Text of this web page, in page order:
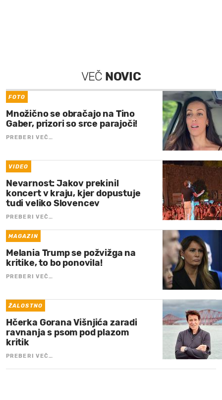
VEČ NOVIC
FOTO
Množično se obračajo na Tino
Gaber, prizori so srce parajoči!
PREBERI VEČ…
VIDEO
Nevarnost: Jakov prekinil
koncert v kraju, kjer dopustuje
tudi veliko Slovencev
PREBERI VEČ…
MAGAZIN
Melania Trump se požvižga na
kritike, to bo ponovila!
PREBERI VEČ…
ŽALOSTNO
Hčerka Gorana Višnjića zaradi
ravnanja s psom pod plazom
kritik
PREBERI VEČ…